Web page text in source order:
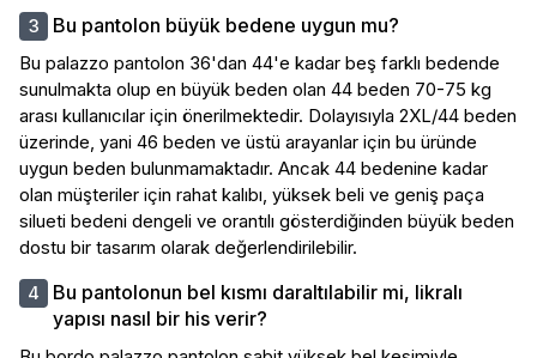
Bu pantolon büyük bedene uygun mu?
Bu palazzo pantolon 36'dan 44'e kadar beş farklı bedende
sunulmakta olup en büyük beden olan 44 beden 70-75 kg
arası kullanıcılar için önerilmektedir. Dolayısıyla 2XL/44 beden
üzerinde, yani 46 beden ve üstü arayanlar için bu üründe
uygun beden bulunmamaktadır. Ancak 44 bedenine kadar
olan müşteriler için rahat kalıbı, yüksek beli ve geniş paça
silueti bedeni dengeli ve orantılı gösterdiğinden büyük beden
dostu bir tasarım olarak değerlendirilebilir.
Bu pantolonun bel kısmı daraltılabilir mi, likralı
yapısı nasıl bir his verir?